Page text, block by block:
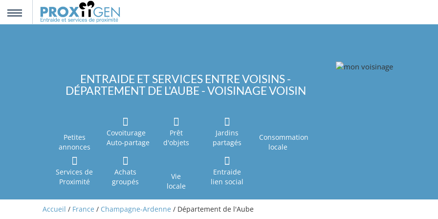
ENTRAIDE ET SERVICES ENTRE VOISINS -
DÉPARTEMENT DE L'AUBE - VOISINAGE VOISIN
Petites
annonces
Covoiturage
Auto-partage
Prêt
d'objets
Jardins
partagés
Consommation
locale
Services de
Proximité
Achats
groupés
Vie
locale
Entraide
lien social
Accueil / France / Champagne-Ardenne / Département de l'Aube